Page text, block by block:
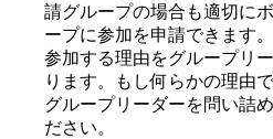
請グループの場合も適切に
ープに参加を申請できます
参加する理由をグループリ
ります。もし何らかの理由
グループリーダーを問い詰
ださい。